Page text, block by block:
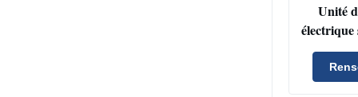
Unité
avec
et